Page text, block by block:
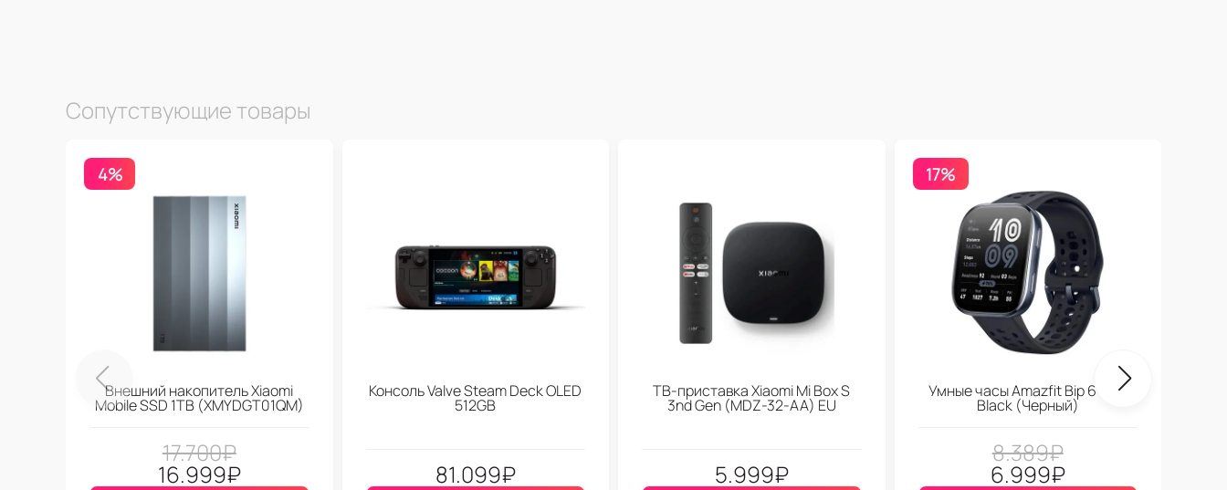
Сопутствующие товары
4%
Внешний накопитель Xiaomi
Mobile SSD 1TB (XMYDGT01QM)
17.700₽
16.999₽
Консоль Valve Steam Deck OLED
512GB
81.099₽
ТВ-приставка Xiaomi Mi Box S
3nd Gen (МDZ-32-АА) EU
5.999₽
17%
Умные часы Amazfit Bip 6 Soft
Black (Черный)
8.389₽
6.999₽